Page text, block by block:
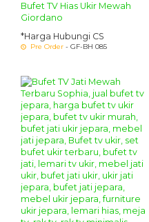
Bufet TV Hias Ukir Mewah
Giordano
*Harga Hubungi CS
Pre Order - GF-BH 085